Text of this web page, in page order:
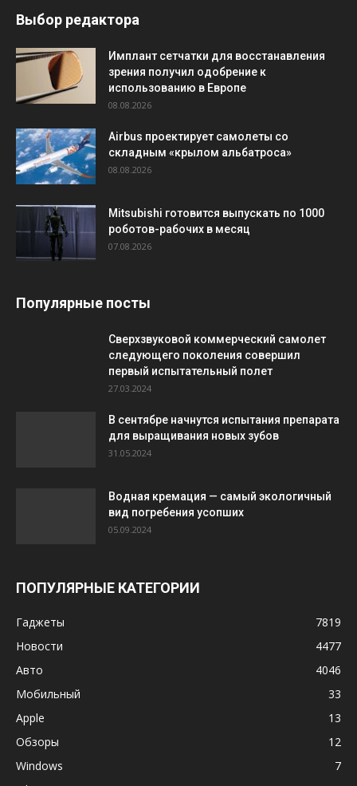
Выбор редактора
Имплант сетчатки для восстанавления
зрения получил одобрение к
использованию в Европе
08.08.2026
Airbus проектирует самолеты со
складным «крылом альбатроса»
08.08.2026
Mitsubishi готовится выпускать по 1000
роботов-рабочих в месяц
07.08.2026
Популярные посты
Сверхзвуковой коммерческий самолет
следующего поколения совершил
первый испытательный полет
27.03.2024
В сентябре начнутся испытания препарата
для выращивания новых зубов
31.05.2024
Водная кремация — самый экологичный
вид погребения усопших
05.09.2024
ПОПУЛЯРНЫЕ КАТЕГОРИИ
Гаджеты
7819
Новости
4477
Авто
4046
Мобильный
33
Apple
13
Обзоры
12
Windows
7